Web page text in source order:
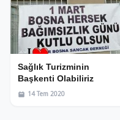
Sağlık Turizminin
Başkenti Olabiliriz
14 Tem 2020